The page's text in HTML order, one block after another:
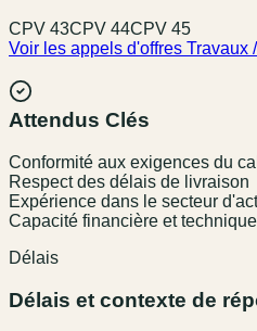
CPV 43CPV 44CPV 45
Voir les appels d'offres Travaux
Attendus Clés
Conformité aux exigences du
Respect des délais de livraison
Expérience dans le secteur
Capacité financière et technique
Délais
Délais et contexte de